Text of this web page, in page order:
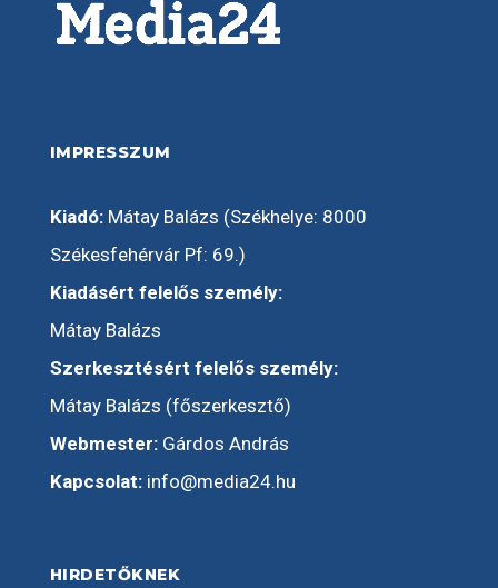
IMPRESSZUM
Kiadó:Mátay Balázs (Székhelye: 8000
Székesfehérvár Pf: 69.)
Kiadásért felelős személy:
Mátay Balázs
Szerkesztésért felelős személy:
Mátay Balázs (főszerkesztő)
Webmester:Gárdos András
Kapcsolat: info@media24.hu
HIRDETŐKNEK